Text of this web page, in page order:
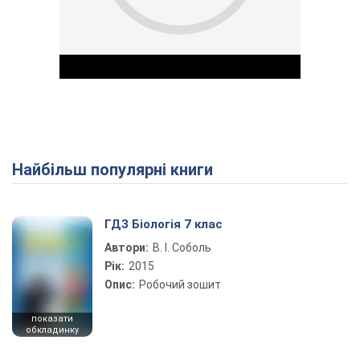
Play Video
Найбільш популярні книги
показати
обкладинку
ГДЗ Біологія 7 клас
Автори: В. І. Соболь
Рік: 2015
Опис: Робочий зошит